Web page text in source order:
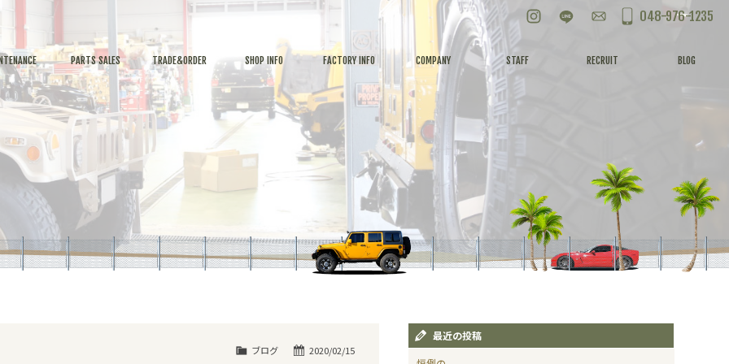
お問い合わせ
048-976-1235
PARTS SALES TRADE&ORDER SHOP INFO FACTORY INFO COMPANY STAFF RECRUIT BLOG
2020/02/15
ブログ
最近の投稿